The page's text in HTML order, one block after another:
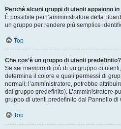
Perché alcuni gruppi di utenti appaiono
È possibile per l’amministratore della
un gruppo per rendere più semplice
Top
Che cos’è un gruppo di utenti predefinito?
Se sei membro di più di un gruppo di
determina il colore e quali permessi di
normali; l’amministratore, potrebbe
dal gruppo predefinito). L’amministratore
gruppo di utenti predefinito dal Pannello di
Top